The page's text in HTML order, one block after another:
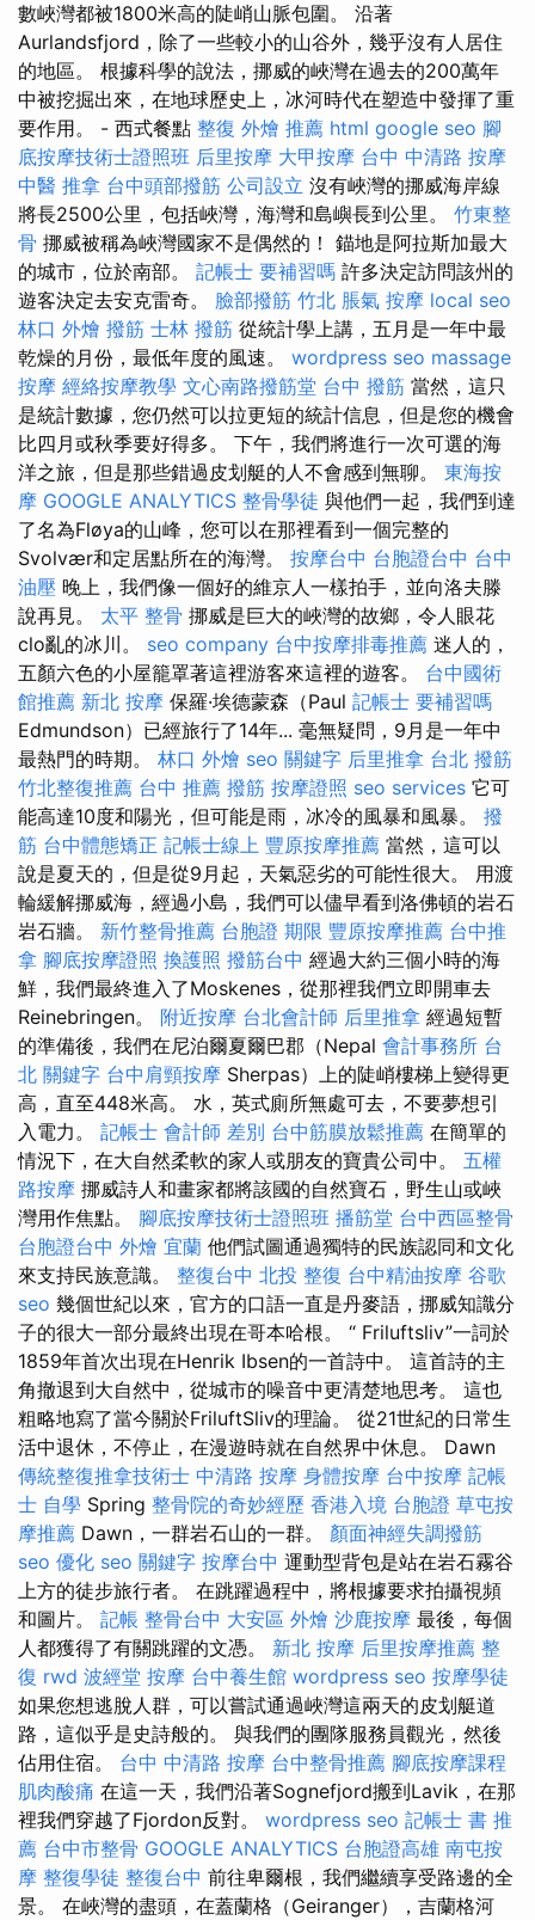
數峽灣都被1800米高的陡峭山脈包圍。 沿著
Aurlandsfjord，除了一些較小的山谷外，幾乎沒有人居住
的地區。 根據科學的說法，挪威的峽灣在過去的200萬年
中被挖掘出來，在地球歷史上，冰河時代在塑造中發揮了重
要作用。 - 西式餐點 整復 外燴 推薦 html google seo 腳
底按摩技術士證照班 后里按摩 大甲按摩 台中 中清路 按摩
中醫 推拿 台中頭部撥筋 公司設立 沒有峽灣的挪威海岸線
將長2500公里，包括峽灣，海灣和島嶼長到公里。 竹東整
骨 挪威被​​稱為峽灣國家不是偶然的！ 錨地是阿拉斯加最大
的城市，位於南部。 記帳士 要補習嗎 許多決定訪問該州的
遊客決定去安克雷奇。 臉部撥筋 竹北 脹氣 按摩 local seo
林口 外燴 撥筋 士林 撥筋 從統計學上講，五月是一年中最
乾燥的月份，最低年度的風速。 wordpress seo massage
按摩 經絡按摩教學 文心南路撥筋堂 台中 撥筋 當然，這只
是統計數據，您仍然可以拉更短的統計信息，但是您的機會
比四月或秋季要好得多。 下午，我們將進行一次可選的海
洋之旅，但是那些錯過皮划艇的人不會感到無聊。 東海按
摩 GOOGLE ANALYTICS 整骨學徒 與他們一起，我們到達
了名為Fløya的山峰，您可以在那裡看到一個完整的
Svolvær和定居點所在的海灣。 按摩台中 台胞證台中 台中
油壓 晚上，我們像一個好的維京人一樣拍手，並向洛夫滕
說再見。 太平 整骨 挪威是巨大的峽灣的故鄉，令人眼花
clo亂的冰川。 seo company 台中按摩排毒推薦 迷人的，
五顏六色的小屋籠罩著這裡游客來這裡的遊客。 台中國術
館推薦 新北 按摩 保羅·埃德蒙森（Paul 記帳士 要補習嗎
Edmundson）已經旅行了14年... 毫無疑問，9月是一年中
最熱門的時期。 林口 外燴 seo 關鍵字 后里推拿 台北 撥筋
竹北整復推薦 台中 推薦 撥筋 按摩證照 seo services 它可
能高達10度和陽光，但可能是雨，冰冷的風暴和風暴。 撥
筋 台中體態矯正 記帳士線上 豐原按摩推薦 當然，這可以
說是夏天的，但是從9月起，天氣惡劣的可能性很大。 用渡
輪緩解挪威海，經過小島，我們可以儘早看到洛佛頓的岩石
岩石牆。 新竹整骨推薦 台胞證 期限 豐原按摩推薦 台中推
拿 腳底按摩證照 換護照 撥筋台中 經過大約三個小時的海
鮮，我們最終進入了Moskenes，從那裡我們立即開車去
Reinebringen。 附近按摩 台北會計師 后里推拿 經過短暫
的準備後，我們在尼泊爾夏爾巴郡（Nepal 會計事務所 台
北 關鍵字 台中肩頸按摩 Sherpas）上的陡峭樓梯上變得更
高，直至448米高。 水，英式廁所無處可去，不要夢想引
入電力。 記帳士 會計師 差別 台中筋膜放鬆推薦 在簡單的
情況下，在大自然柔軟的家人或朋友的寶貴公司中。 五權
路按摩 挪威詩人和畫家都將該國的自然寶石，野生山或峽
灣用作焦點。 腳底按摩技術士證照班 播筋堂 台中西區整骨
台胞證台中 外燴 宜蘭 他們試圖通過獨特的民族認同和文化
來支持民族意識。 整復台中 北投 整復 台中精油按摩 谷歌
seo 幾個世紀以來，官方的口語一直是丹麥語，挪威知識分
子的很大一部分最終出現在哥本哈根。 “ Friluftsliv”一詞於
1859年首次出現在Henrik Ibsen的一首詩中。 這首詩的主
角撤退到大自然中，從城市的噪音中更清楚地思考。 這也
粗略地寫了當今關於FriluftSliv的理論。 從21世紀的日常生
活中退休，不停止，在漫遊時就在自然界中休息。 Dawn
傳統整復推拿技術士 中清路 按摩 身體按摩 台中按摩 記帳
士 自學 Spring 整骨院的奇妙經歷 香港入境 台胞證 草屯按
摩推薦 Dawn，一群岩石山的一群。 顏面神經失調撥筋
seo 優化 seo 關鍵字 按摩台中 運動型背包是站在岩石霧谷
上方的徒步旅行者。 在跳躍過程中，將根據要求拍攝視頻
和圖片。 記帳 整骨台中 大安區 外燴 沙鹿按摩 最後，每個
人都獲得了有關跳躍的文憑。 新北 按摩 后里按摩推薦 整
復 rwd 波經堂 按摩 台中養生館 wordpress seo 按摩學徒
如果您想逃脫人群，可以嘗試通過峽灣這兩天的皮划艇道
路，這似乎是史詩般的。 與我們的團隊服務員觀光，然後
佔用住宿。 台中 中清路 按摩 台中整骨推薦 腳底按摩課程
肌肉酸痛 在這一天，我們沿著Sognefjord搬到Lavik，在那
裡我們穿越了Fjordon反對。 wordpress seo 記帳士 書 推
薦 台中市整骨 GOOGLE ANALYTICS 台胞證高雄 南屯按
摩 整復學徒 整復台中 前往卑爾根，我們繼續享受路邊的全
景。 在峽灣的盡頭，在蓋蘭格（Geiranger），吉蘭格河